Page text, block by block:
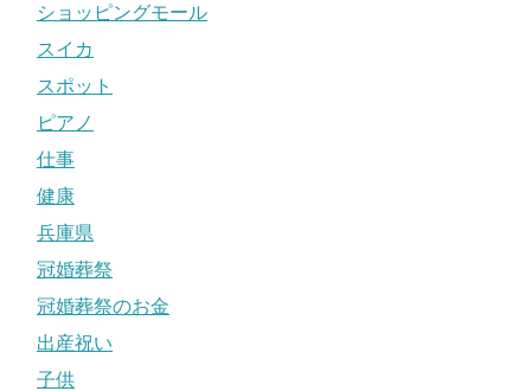
ショッピングモール
スイカ
スポット
ピアノ
仕事
健康
兵庫県
冠婚葬祭
冠婚葬祭のお金
出産祝い
子供